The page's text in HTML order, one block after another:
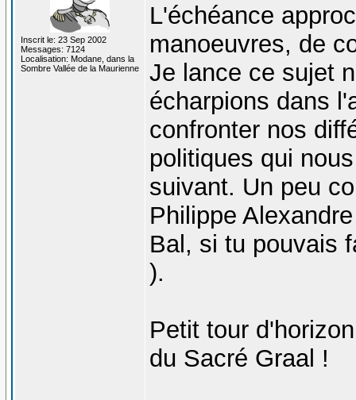
Inscrit le: 23 Sep 2002
Messages: 7124
Localisation: Modane, dans la
Sombre Vallée de la Maurienne
L'échéance
manoeuvres, de
Je lance ce sujet
écharpions dans
confronter nos
politiques qui
suivant. Un peu
Philippe
Bal, si tu pouvais
).
Petit tour
du Sacré Graal !